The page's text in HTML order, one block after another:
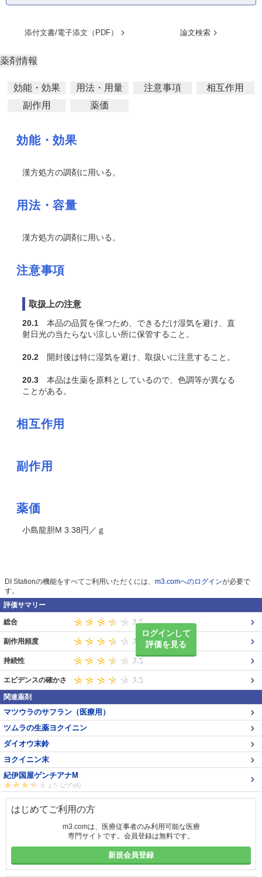
添付文書/電子添文（PDF） 論文検索
薬剤情報
効能・効果 用法・用量 注意事項
相互作用
副作用
薬価
効能・効果
漢方処方の調剤に用いる。
用法・容量
漢方処方の調剤に用いる。
注意事項
取扱上の注意
20.1 本品の品質を保つため、できるだけ湿気を避け、直
射日光の当たらない涼しい所に保管すること。
20.2 開封後は特に湿気を避け、取扱いに注意すること。
20.3 本品は生薬を原料としているので、色調等が異なる
ことがある。
相互作用
副作用
薬価
小島龍胆M 3.38円／ｇ
DI Stationの機能をすべてご利用いただくには、 m3.comへのログインが必要で
す。
評価サマリー
ログインして
評価を見る
総合
副作用頻度
持続性
エビデンスの確かさ
関連薬剤
マツウラのサフラン（医療用）
ツムラの生薬ヨクイニン
ダイオウ末鈴
ヨクイニン末
紀伊国屋ゲンチアナM
はじめてご利用の方
m3.comは、医療従事者のみ利用可能な医療
専門サイトです。会員登録は無料です。
新規会員登録